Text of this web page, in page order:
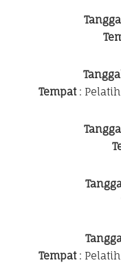
Tempat:
Tempat: